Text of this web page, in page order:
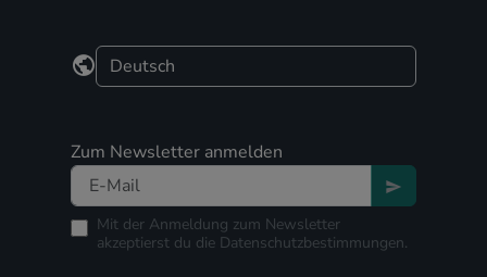
Zum Newsletter anmelden
Mit der Anmeldung zum Newsletter
akzeptierst du die Datenschutzbestimmungen.